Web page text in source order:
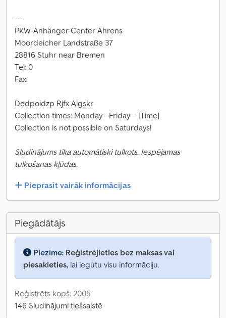
---
PKW-Anhänger-Center Ahrens
Moordeicher Landstraße 37
28816 Stuhr near Bremen
Tel: 0
Fax:
Dedpoidzp Rjfx Aigskr
Collection times: Monday - Friday – [Time]
Collection is not possible on Saturdays!
Sludinājums tika automātiski tulkots. Iespējamas
tulkošanas kļūdas.
Pieprasīt vairāk informācijas
Piegādātājs
Piezīme: Reģistrējieties bez maksas vai
piesakieties, lai iegūtu visu informāciju.
Reģistrēts kopš: 2005
146 Sludinājumi tiešsaistē